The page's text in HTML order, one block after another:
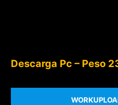
Descarga Pc – Peso